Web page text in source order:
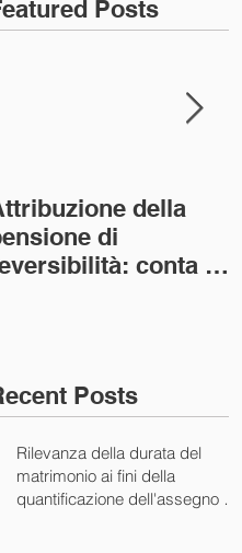
Posts
della
di
conta la
Posts
Rilevanza della durata del
matrimonio ai fini della
quantificazione dell'assegno di